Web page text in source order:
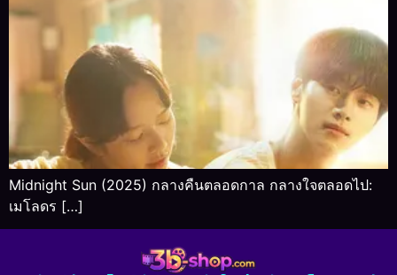
Midnight Sun (2025) กลางคืนตลอดกาล กลางใจตลอดไป:
เมโลดร […]